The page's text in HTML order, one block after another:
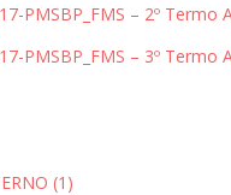
PMSBP_FMS – 2º Termo
PMSBP_FMS – 3º Termo
(1)